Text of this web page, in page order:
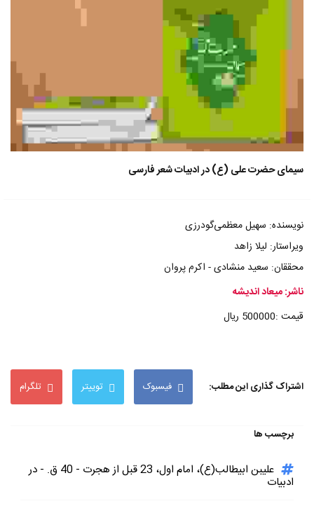
سیمای حضرت علی (ع) در ادبیات شعر فارسی
نویسنده: سهیل معظمی‌گودرزی
ویراستار: لیلا زاهد
محققان: سعید منشادی - اکرم پروان
ناشر: میعاد اندیشه
قیمت :500000 ریال
اشتراک گذاری این مطلب: فیسبوک توییتر تلگرام
برچسب ها
علیبن ابیطالب(ع)، امام اول، 23 قبل از هجرت - 40 ق. - در
ادبیات